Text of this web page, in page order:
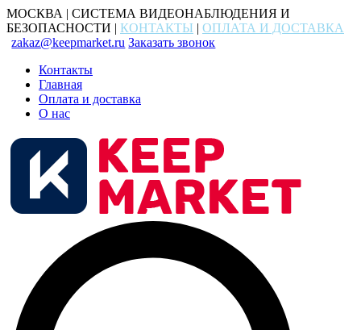
МОСКВА | СИСТЕМА ВИДЕОНАБЛЮДЕНИЯ И
БЕЗОПАСНОСТИ | КОНТАКТЫ | ОПЛАТА И ДОСТАВКА
zakaz@keepmarket.ru Заказать звонок
Контакты
Главная
Оплата и доставка
О нас